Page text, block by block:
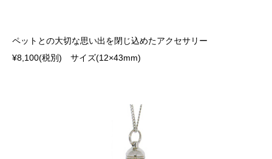
ペットとの大切な思い出を閉じ込めたアクセサリー
¥8,100(税別) サイズ(12×43mm)